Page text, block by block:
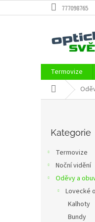
na
777098765
Termovize
Domů
kategorie
Kategorie
Termovize
Noční vidění
Oděvy a
Lovecké
Kalhoty
Bundy